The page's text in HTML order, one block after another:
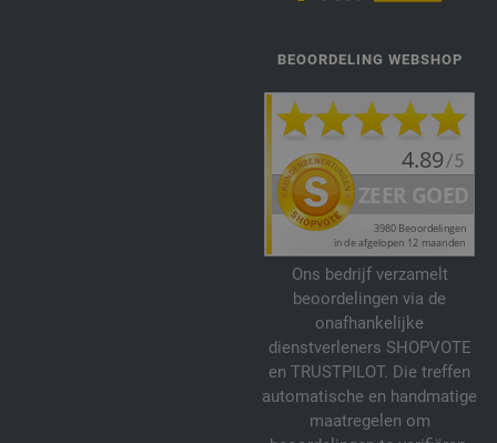
BEOORDELING WEBSHOP
Ons bedrijf verzamelt
beoordelingen via de
onafhankelijke
dienstverleners SHOPVOTE
en TRUSTPILOT. Die treffen
automatische en handmatige
maatregelen om